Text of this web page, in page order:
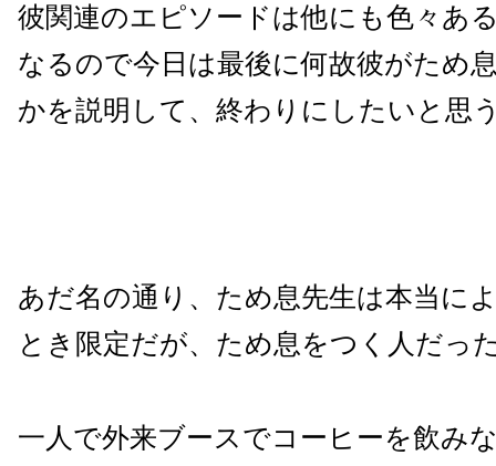
彼関連のエピソードは他にも色々あ
なるので今日は最後に何故彼がため
かを説明して、終わりにしたいと思
あだ名の通り、ため息先生は本当に
とき限定だが、ため息をつく人だっ
一人で外来ブースでコーヒーを飲み